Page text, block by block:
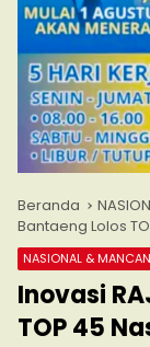
Beranda
Bantaeng Lolos
NASIONAL &
Inovasi
TOP 45